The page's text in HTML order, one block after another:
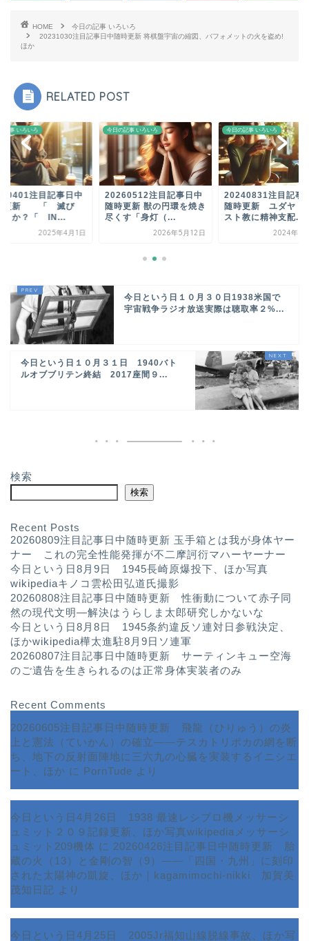
HOME
今日の記事 いろいろ
20231030注目記事日中随時更新 将棋盤宇宙の縮図、バフォメットの火を盗め!
ほか
RELATED POST
記事 いろいろ
注目記事日中
更新 「 滅び
か？「 IN...
2025年4月1日
今日の記事 いろいろ
20260512注目記事日中
随時更新 獣の円環を焼き
尽くす「身灯（...
2026年5月12日
今日の記事 いろいろ
20240831注目記事
随時更新 ユダヤ・
スト教に精神支配...
2024年8
今日という日１０月３０日1938米国で
宇宙戦争ラジオ放送実際は聴取率２%...
今日という日１０月３１日 1940バト
ルオブブリテン終結 2017座間９...
検索
検索
Recent Posts
20260809注目記事日中随時更新 玉手箱とは我が身体ヤー
ナー これの完全性能発揮が不二摩訶衍マハーヤーナー
今日という日8月9日 1945長崎原爆投下、ほか写真
wikipediaキノコ雲松田弘道氏撮影
20260808注目記事日中随時更新 性衝動について赤子同
然の現代文明—解決はうらしま太郎研究しかないな
今日という日8月8日 1945条約違反ソ連対日参戦決定、
ほかwikipedia樺太進駐8月9日ソ連軍
20260807注目記事日中随時更新 サーティンキュー空海
のご遺告を生きられるのは正常身体実装者のみ
Recent Comments
20260605注目記事日中随時更新 飛龍（ひりゅう）の炎
上と憲法（ていかん）の確立――テスカトリポカの網を断
ち、地下の反射面陣地に三六九の心臓を実装するイニシエ
ート、ほか に PornTude より
今日という日4月26日 1938 最速レシプロ機メッサーシ
ュミット２０９記録更新、ほか写真wikipediaメッサーシ
ュミット209機体 に 20260426注目記事日中随時更新 胎
蔵の火（13）と金剛の智（9）――「四国・九州」に刻印
された太陽神の凱旋、ほか｜kagamimochi-nikki 加賀美
茂知日記 より
今日という日4月25日 2005Jr福知山線脱線事故、ほか写